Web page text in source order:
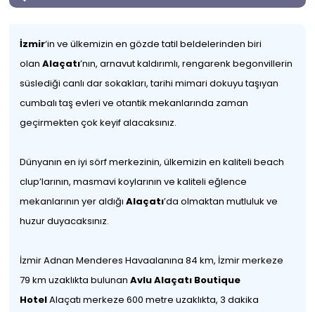
İzmir‘in ve ülkemizin en gözde tatil beldelerinden biri
olanAlaçatı’nın, arnavut kaldırımlı, rengarenk begonvillerin
süslediği canlı dar sokakları, tarihi mimari dokuyu taşıyan
cumbalı taş evleri ve otantik mekanlarında zaman
geçirmekten çok keyif alacaksınız.
Dünyanın en iyi sörf merkezinin, ülkemizin en kaliteli beach
clup’larının, masmavi koylarının ve kaliteli eğlence
mekanlarının yer aldığıAlaçatı’da olmaktan mutluluk ve
huzur duyacaksınız.
İzmir Adnan Menderes Havaalanına 84 km, İzmir merkeze
79 km uzaklıkta bulunanAvlu Alaçatı Boutique
HotelAlaçatı merkeze 600 metre uzaklıkta, 3 dakika